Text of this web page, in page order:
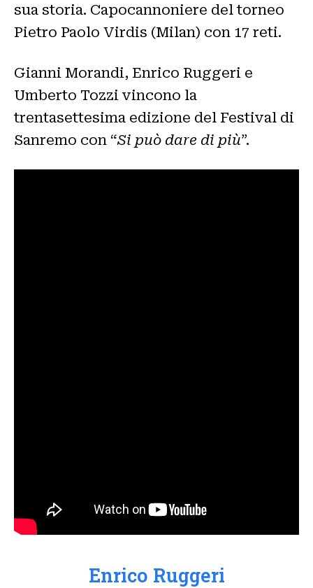
sua storia. Capocannoniere del torneo
Pietro Paolo Virdis (Milan) con 17 reti.
Gianni Morandi, Enrico Ruggeri e
Umberto Tozzi vincono la
trentasettesima edizione del Festival di
Sanremo con “Si può dare di più”.
Enrico Ruggeri